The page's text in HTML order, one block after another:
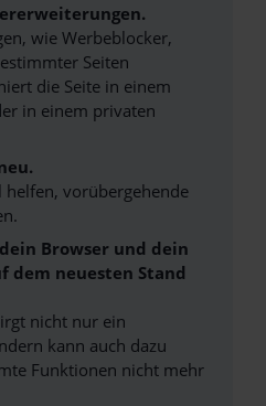
wie Werbeblocker,
Seiten
die Seite in einem
in einem privaten
helfen, vorübergehende
Browser und dein
dem neuesten Stand
nicht nur ein
kann auch dazu
Funktionen nicht mehr